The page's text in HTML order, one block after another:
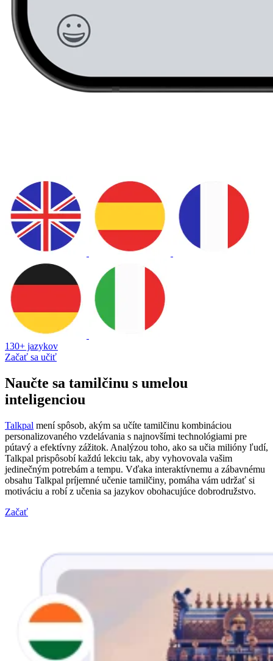
130+ jazykov
Začať sa učiť
Naučte sa tamilčinu s umelou
inteligenciou
Talkpal mení spôsob, akým sa učíte tamilčinu kombináciou
personalizovaného vzdelávania s najnovšími technológiami pre
pútavý a efektívny zážitok. Analýzou toho, ako sa učia milióny ľudí,
Talkpal prispôsobí každú lekciu tak, aby vyhovovala vašim
jedinečným potrebám a tempu. Vďaka interaktívnemu a zábavnému
obsahu Talkpal príjemné učenie tamilčiny, pomáha vám udržať si
motiváciu a robí z učenia sa jazykov obohacujúce dobrodružstvo.
Začať